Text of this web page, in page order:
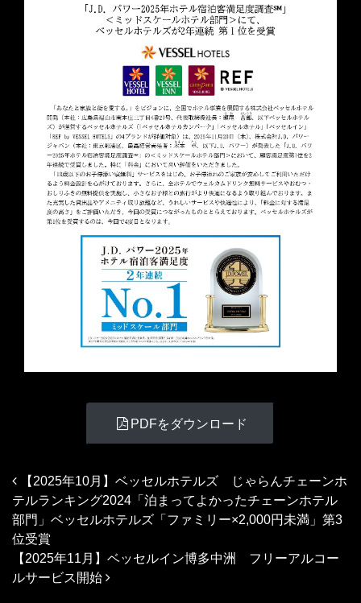
PDFをダウンロード
投稿ナビゲーション
【2025年10月】ベッセルホテルズ じゃらんチェーンホ
テルランキング2024「泊まってよかったチェーンホテル
部門」ベッセルホテルズ「ファミリー×2,000円未満」第3
位受賞
【2025年11月】ベッセルイン博多中洲 フリーアルコー
ルサービス開始